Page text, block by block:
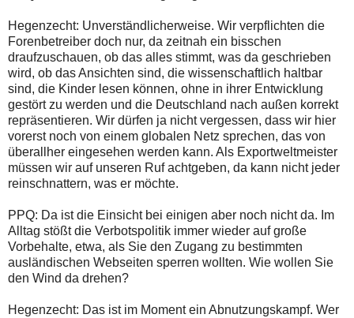
Hegenzecht: Unverständlicherweise. Wir verpflichten die
Forenbetreiber doch nur, da zeitnah ein bisschen
draufzuschauen, ob das alles stimmt, was da geschrieben
wird, ob das Ansichten sind, die wissenschaftlich haltbar
sind, die Kinder lesen können, ohne in ihrer Entwicklung
gestört zu werden und die Deutschland nach außen korrekt
repräsentieren. Wir dürfen ja nicht vergessen, dass wir hier
vorerst noch von einem globalen Netz sprechen, das von
überallher eingesehen werden kann. Als Exportweltmeister
müssen wir auf unseren Ruf achtgeben, da kann nicht jeder
reinschnattern, was er möchte.
PPQ: Da ist die Einsicht bei einigen aber noch nicht da. Im
Alltag stößt die Verbotspolitik immer wieder auf große
Vorbehalte, etwa, als Sie den Zugang zu bestimmten
ausländischen Webseiten sperren wollten. Wie wollen Sie
den Wind da drehen?
Hegenzecht: Das ist im Moment ein Abnutzungskampf. Wer